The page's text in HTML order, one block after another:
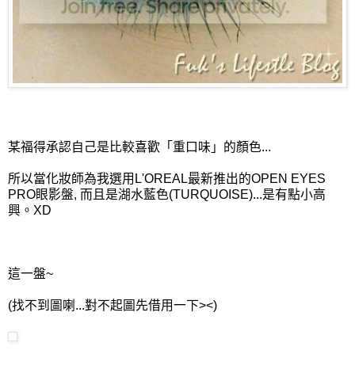
某福得承認自己是比較喜歡「重口味」的顏色...
所以當化妝師為我選用L'OREAL最新推出的OPEN EYES
PRO眼影盤, 而且是湖水藍色(TURQUOISE)...是有點小高
興。XD
這一盤~
(找不到圖喇...對不起圖先借用一下><)